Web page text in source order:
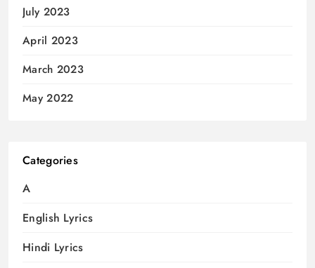
July 2023
April 2023
March 2023
May 2022
Categories
A
English Lyrics
Hindi Lyrics